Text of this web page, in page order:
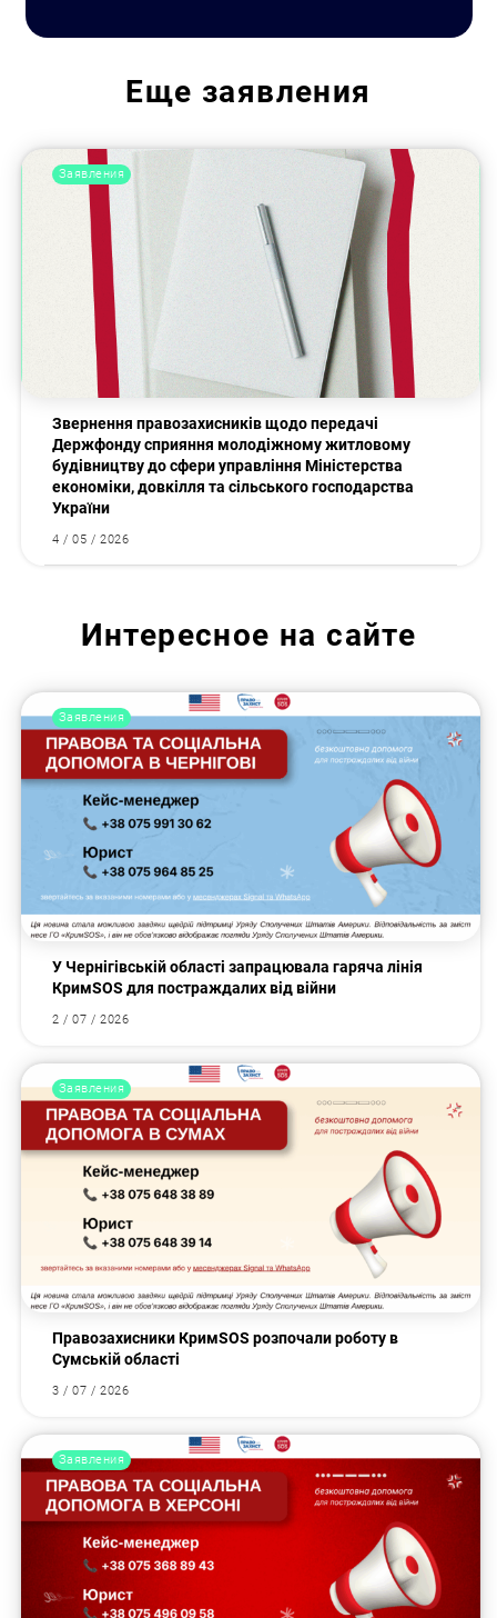
Искать:
Еще заявления
Заявления
Звернення правозахисників щодо передачі
Держфонду сприяння молодіжному житловому
будівництву до сфери управління Міністерства
економіки, довкілля та сільського господарства
України
4 / 05 / 2026
Интересное на сайте
Заявления
У Чернігівській області запрацювала гаряча лінія
КримSOS для постраждалих від війни
2 / 07 / 2026
Заявления
Правозахисники КримSOS розпочали роботу в
Сумській області
3 / 07 / 2026
Заявления